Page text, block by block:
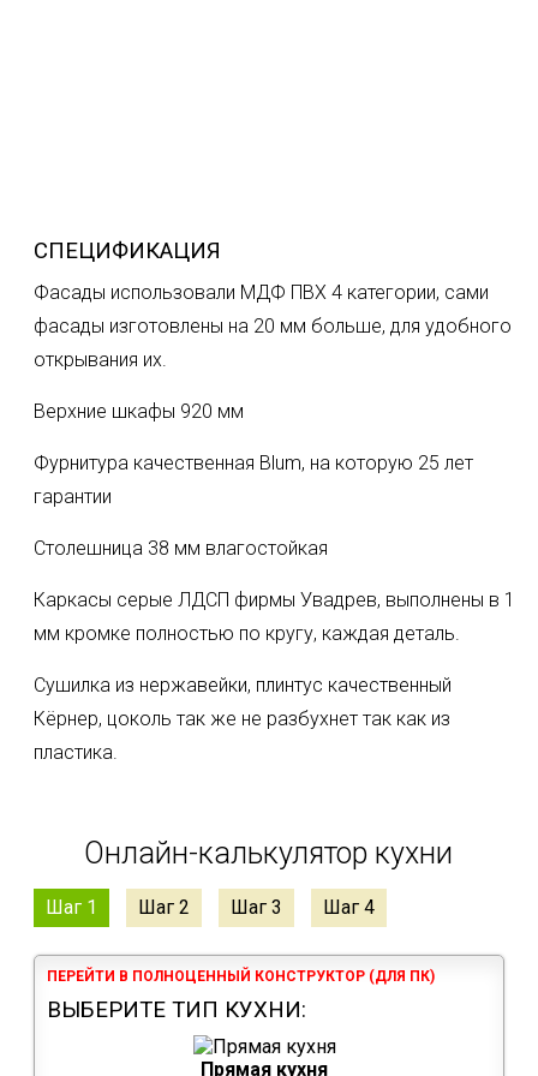
СПЕЦИФИКАЦИЯ
Фасады использовали МДФ ПВХ 4 категории, сами
фасады изготовлены на 20 мм больше, для удобного
открывания их.
Верхние шкафы 920 мм
Фурнитура качественная Blum, на которую 25 лет
гарантии
Столешница 38 мм влагостойкая
Каркасы серые ЛДСП фирмы Увадрев, выполнены в 1
мм кромке полностью по кругу, каждая деталь.
Сушилка из нержавейки, плинтус качественный
Кëрнер, цоколь так же не разбухнет так как из
пластика.
Онлайн-калькулятор кухни
Шаг 1 Шаг 2 Шаг 3 Шаг 4
ПЕРЕЙТИ В ПОЛНОЦЕННЫЙ КОНСТРУКТОР (ДЛЯ ПК)
ВЫБЕРИТЕ ТИП КУХНИ:
Прямая кухня